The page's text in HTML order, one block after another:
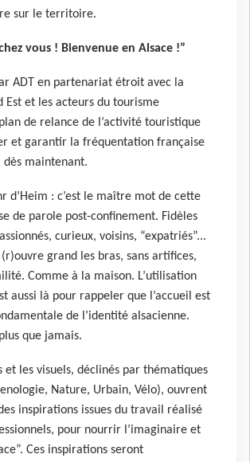
sur le territoire.
vous ! Bienvenue en Alsace !”
ADT en partenariat étroit avec la
Est et les acteurs du tourisme
de relance de l’activité touristique
et garantir la fréquentation française
maintenant​.
d’Heim : c’est le maître mot de cette
de parole post-confinement. Fidèles
curieux, voisins, “expatriés”...
(r)ouvre grand les bras, sans artifices,
Comme à la maison. L’utilisation
aussi là pour rappeler que l’accueil est
de l’identité alsacienne.
que jamais.
et les visuels, déclinés par thématiques
Nature, Urbain, Vélo), ouvrent
inspirations issues du travail réalisé
pour nourrir l’imaginaire et
Ces inspirations seront